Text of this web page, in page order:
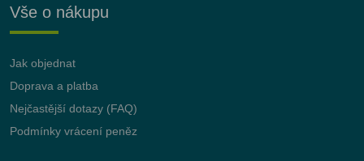
Vše o nákupu
Jak objednat
Doprava a platba
Nejčastější dotazy (FAQ)
Podmínky vrácení peněz